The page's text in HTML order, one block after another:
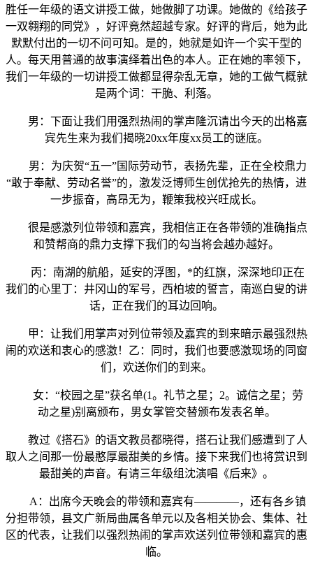
胜任一年级的语文讲授工做，她做脚了功课。她做的《给孩子
一双翱翔的同党》，好评竟然超越专家。好评的背后，她为此
默默付出的一切不问可知。是的，她就是如许一个实干型的
人。每天用普通的故事演绎着出色的本人。正在她的率领下，
我们一年级的一切讲授工做都显得杂乱无章，她的工做气概就
是两个词：干脆、利落。
男：下面让我们用强烈热闹的掌声隆沉请出今天的出格嘉
宾先生来为我们揭晓20xx年度xx员工的谜底。
男：为庆贺“五一”国际劳动节，表扬先辈，正在全校鼎力
“敢于奉献、劳动名誉”的，激发泛博师生创优抢先的热情，进
一步振奋，高昂无为，鞭策我校兴旺成长。
很是感激列位带领和嘉宾，我相信正在各带领的准确指点
和赞帮商的鼎力支撑下我们的勾当将会越办越好。
丙：南湖的航船，延安的浮图，*的红旗，深深地印正在
我们的心里丁：井冈山的军号，西柏坡的誓言，南巡白叟的讲
话，正在我们的耳边回响。
甲：让我们用掌声对列位带领及嘉宾的到来暗示最强烈热
闹的欢送和衷心的感激！乙：同时，我们也要感激现场的同窗
们，欢送你们的到来。
女：“校园之星”获名单(1。礼节之星；2。诚信之星；劳
动之星)别离颁布，男女掌管交替颁布发表名单。
教过《搭石》的语文教员都晓得，搭石让我们感遭到了人
取人之间那一份最憨厚最甜美的乡情。接下来我们也将赏识到
最甜美的声音。有请三年级组沈演唱《后来》。
A：出席今天晚会的带领和嘉宾有————，还有各乡镇
分担带领，县文广新局曲属各单元以及各相关协会、集体、社
区的代表，让我们以强烈热闹的掌声欢送列位带领和嘉宾的惠
临。